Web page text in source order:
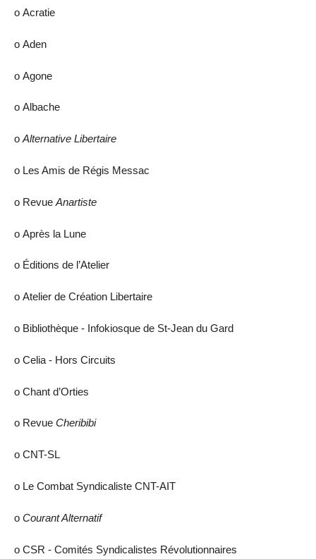
ο Acratie
ο Aden
ο Agone
ο Albache
ο Alternative Libertaire
ο Les Amis de Régis Messac
ο Revue Anartiste
ο Après la Lune
ο Éditions de l’Atelier
ο Atelier de Création Libertaire
ο Bibliothèque - Infokiosque de St-Jean du Gard
ο Celia - Hors Circuits
ο Chant d’Orties
ο Revue Cheribibi
ο CNT-SL
ο Le Combat Syndicaliste CNT-AIT
ο Courant Alternatif
ο CSR - Comités Syndicalistes Révolutionnaires